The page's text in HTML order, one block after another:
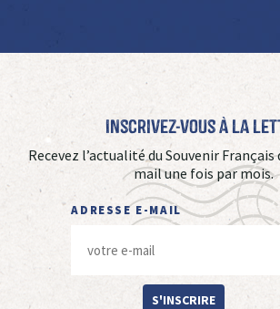
Inscrivez-vous à La
Recevez l’actualité du Souvenir
mail une fois par mois.
ADRESSE E-MAIL
S'INSCRIRE